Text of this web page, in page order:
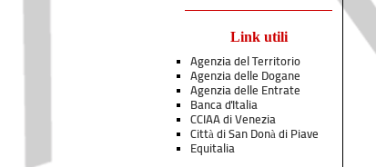
Link utili
Agenzia del Territorio
Agenzia delle Dogane
Agenzia delle Entrate
Banca d'Italia
CCIAA di Venezia
Città di San Donà di Piave
Equitalia